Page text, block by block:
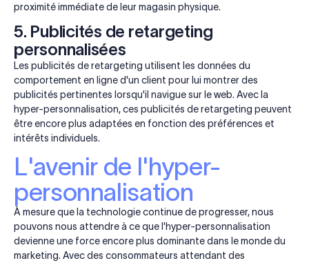
proximité immédiate de leur magasin physique.
5. Publicités de retargeting
personnalisées
Les publicités de retargeting utilisent les données du
comportement en ligne d'un client pour lui montrer des
publicités pertinentes lorsqu'il navigue sur le web. Avec la
hyper-personnalisation, ces publicités de retargeting peuvent
être encore plus adaptées en fonction des préférences et
intérêts individuels.
L'avenir de l'hyper-
personnalisation
À mesure que la technologie continue de progresser, nous
pouvons nous attendre à ce que l'hyper-personnalisation
devienne une force encore plus dominante dans le monde du
marketing. Avec des consommateurs attendant des